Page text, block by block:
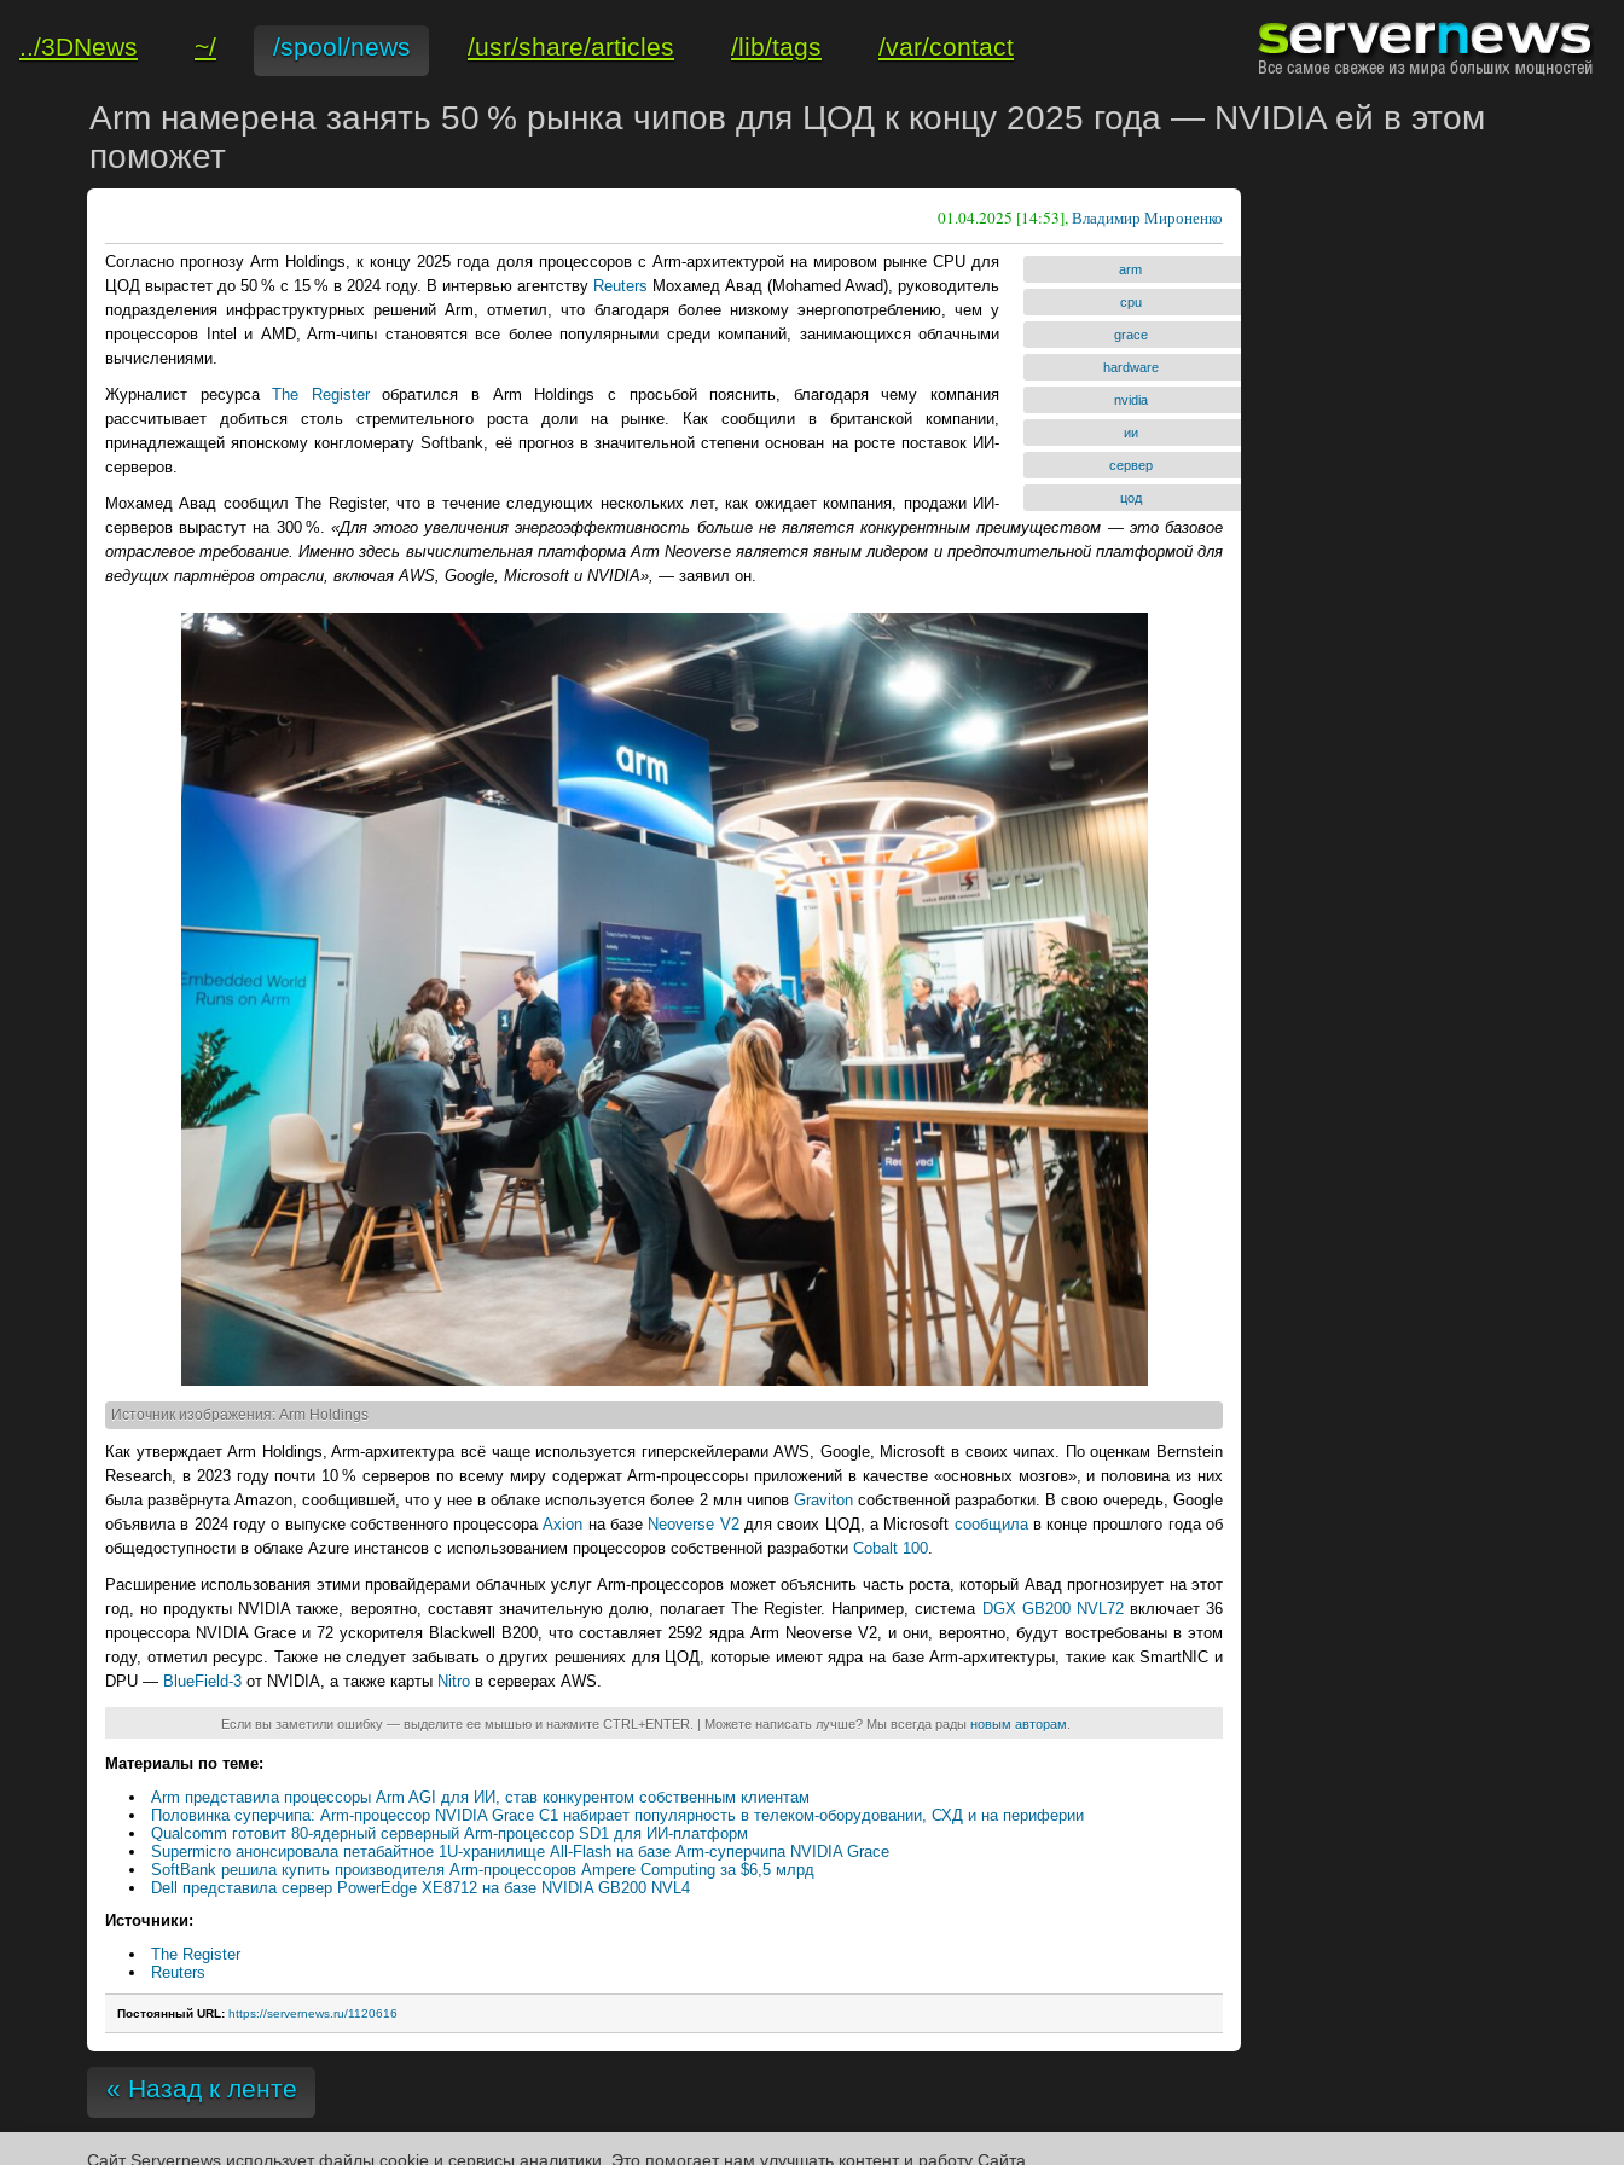
../3DNews ~/ /spool/news /usr/share/articles /lib/tags /var/contact
Arm намерена занять 50 % рынка чипов для ЦОД к концу 2025 года — NVIDIA ей в этом
поможет
01.04.2025 [14:53],Владимир Мироненко
arm
cpu
grace
hardware
nvidia
ии
сервер
цод
Согласно прогнозу Arm Holdings, к концу 2025 года доля процессоров с Arm-архитектурой на мировом рынке CPU для
ЦОД вырастет до 50 % с 15 % в 2024 году. В интервью агентству Reuters Мохамед Авад (Mohamed Awad), руководитель
подразделения инфраструктурных решений Arm, отметил, что благодаря более низкому энергопотреблению, чем у
процессоров Intel и AMD, Arm-чипы становятся все более популярными среди компаний, занимающихся облачными
вычислениями.
Журналист ресурсаThe Registerобратился в Arm Holdings с просьбой пояснить, благодаря чему компания
рассчитывает добиться столь стремительного роста доли на рынке. Как сообщили в британской компании,
принадлежащей японскому конгломерату Softbank, её прогноз в значительной степени основан на росте поставок ИИ-
серверов.
Мохамед Авад сообщил The Register, что в течение следующих нескольких лет, как ожидает компания, продажи ИИ-
серверов вырастут на 300 %. «Для этого увеличения энергоэффективность больше не является конкурентным преимуществом — это базовое
отраслевое требование. Именно здесь вычислительная платформа Arm Neoverse является явным лидером и предпочтительной платформой для
ведущих партнёров отрасли, включая AWS, Google, Microsoft и NVIDIA», — заявил он.
Источник изображения: Arm Holdings
Как утверждает Arm Holdings, Arm-архитектура всё чаще используется гиперскейлерами AWS, Google, Microsoft в своих чипах. По оценкам Bernstein
Research, в 2023 году почти 10 % серверов по всему миру содержат Arm-процессоры приложений в качестве «основных мозгов», и половина из них
была развёрнута Amazon, сообщившей, что у нее в облаке используется более 2 млн чипов Gravitonсобственной разработки. В свою очередь, Google
объявила в 2024 году о выпуске собственного процессораAxion на базе Neoverse V2для своих ЦОД, а Microsoft сообщилав конце прошлого года об
общедоступности в облаке Azure инстансов с использованием процессоров собственной разработки Cobalt 100
Расширение использования этими провайдерами облачных услуг Arm-процессоров может объяснить часть роста, который Авад прогнозирует на этот
год, но продукты NVIDIA также, вероятно, составят значительную долю, полагает The Register. Например, система DGX GB200 NVL72включает 36
процессора NVIDIA Grace и 72 ускорителя Blackwell B200, что составляет 2592 ядра Arm Neoverse V2, и они, вероятно, будут востребованы в этом
году, отметил ресурс. Также не следует забывать о других решениях для ЦОД, которые имеют ядра на базе Arm-архитектуры, такие как SmartNIC и
DPU — BlueField-3 от NVIDIA, а также карты Nitro в серверах AWS.
Если вы заметили ошибку — выделите ее мышью и нажмите CTRL+ENTER. | Можете написать лучше? Мы всегда рады новым авторам
Материалы по теме:
Arm представила процессоры Arm AGI для ИИ, став конкурентом собственным клиентам
Половинка суперчипа: Arm-процессор NVIDIA Grace C1 набирает популярность в телеком-оборудовании, СХД и на периферии
Qualcomm готовит 80-ядерный серверный Arm-процессор SD1 для ИИ-платформ
Supermicro анонсировала петабайтное 1U-хранилище All-Flash на базе Arm-суперчипа NVIDIA Grace
SoftBank решила купить производителя Arm-процессоров Ampere Computing за $6,5 млрд
Dell представила сервер PowerEdge XE8712 на базе NVIDIA GB200 NVL4
Источники:
The Register
Reuters
Постоянный URL: https://servernews.ru/1120616
« Назад к ленте
Сайт Servernews использует файлы cookie и сервисы аналитики. Это помогает нам улучшать контент и работу Cайта.